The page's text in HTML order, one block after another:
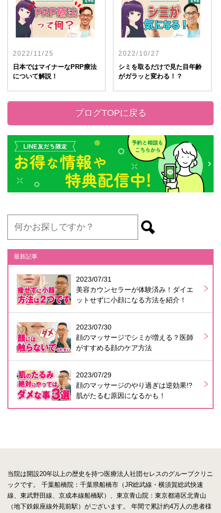
2022/11/25
日本ではマイナーなPRP療法
について解説！
2022/10/27
シミを取るだけで見た目年齢
がガラッと変わる！？
ブログTOPに戻る
最新記事
2023/07/31
美容カウンセラーが体験済み！ダイエ
ットせずに小顔になる方法を紹介！
2023/07/30
顔のマッサージでシミが増える？医師
がすすめる顔のケア方法
2023/07/29
顔のマッサージのやり過ぎは逆効果!?
肌がたるむ原因になるかも！
当院は開設20年以上の歴史を持つ医療法人社団セレスのグループクリニ
ックです。
千葉船橋院：千葉県船橋市（JR総武線・横須賀総武快速
線、東武野田線、京成本線船橋駅）、東京青山院：東京都港区北青山
（地下鉄銀座線外苑前駅）がございます。
年間で累計約4万人の患者様